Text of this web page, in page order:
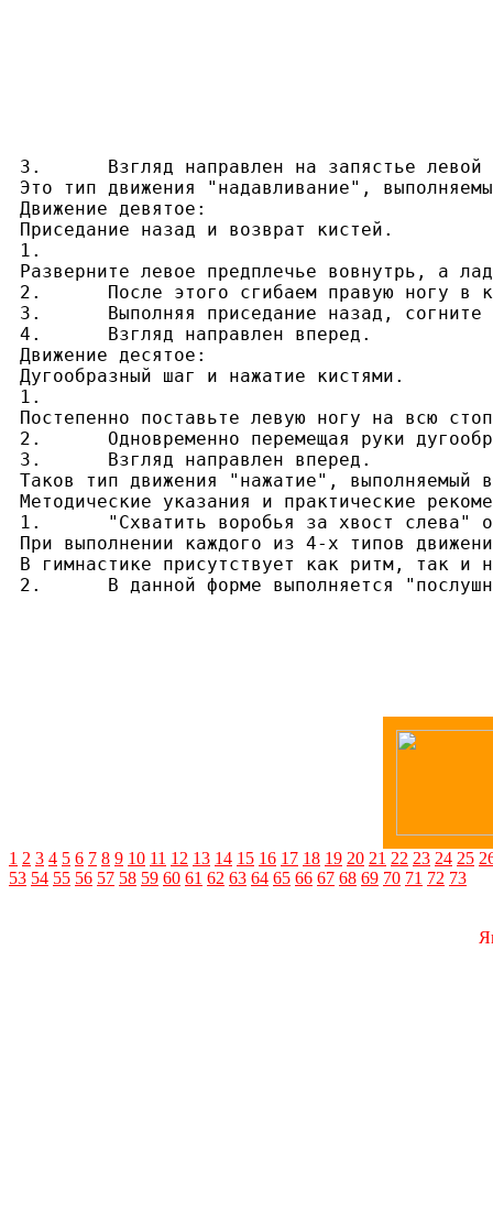
3.	Взгляд направлен на запястье левой руки.
Это тип движения "надавливание",
Движение девятое:
Приседание назад и возврат кистей.
1.
Разверните левое предплечье вовнутрь, а
2.	После этого сгибаем правую ногу в колене, перемешаем туловище назад, центр тяжести переносим на правую ногу. Свободно выпрямляем левую ногу и приподнимаем ее носок.
3.	Выполняя приседание назад, согните две руки в локтях и, выполнив движение по дуге, верните в положение перед животом, ладони направьте вперед вниз.
4.	Взгляд направлен вперед.
Движение десятое:
Дугообразный шаг и нажатие кистями.
1.
Постепенно поставьте левую ногу на всю
2.	Одновременно перемещая руки дугообразно вверх и вперед, выполните нажатие. При перемещении расстояние между руками - ширина плеч, ладони направлены вперед. Выполнив нажатие руками, в конечном положении запястья располагаются на уровне плеч. В этом положении локти слегка согнуты, запястья выгнуты, ладони раскрыты, пальцы разогнуты.
3.	Взгляд направлен вперед.
Таков тип движения "нажатие", выполняемый
Методические указания и практические
1.	"Схватить воробья за хвост слева" объединяет 4 типа движений, а именно: "колчан", "поглаживание", "надавливание", "нажатие". Из десяти движений формы первые два служат связующим звеном, то есть посредством этих движений осуществляется переход от предыдущей формы к движению "Удерживание шара и возвращение стопы" и происходит подготовка движений типа "колчан". Третье и четвертое движения в совокупности представляют собой движение типа "колчан", пятое и шестое - это "поглаживание", седьмое и восьмое - "надавливание", девятое и десятое - "нажатие". Эти 4 типа движений выполняются за поворотами в поясничной области вправо-влево и равными перемещениями туловища вперед-назад посредством круговых движений руками и соответствующего перемещения ног вперед-назад.
При выполнении каждого из 4-х типов
В гимнастике присутствует как ритм, так и
2.	В данной форме выполняется
1 2 3 4 5 6 7 8 9 10 11 12 13 14 15 16 17 18 19 20 21 22 23 24 25
53 54 55 56 57 58 59 60 61 62 63 64 65 66 67 68 69 70 71 72 73